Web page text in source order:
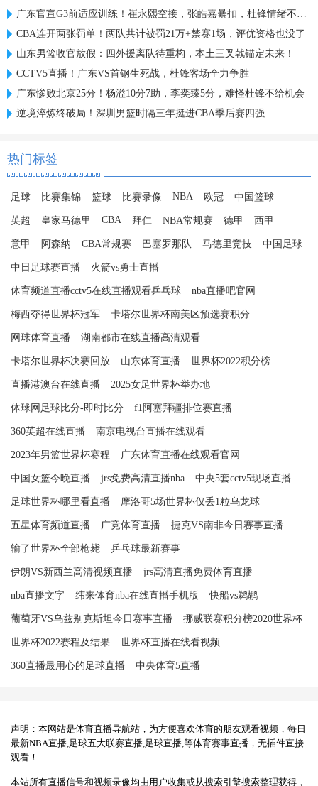
广东官宣G3前适应训练！崔永熙空接，张皓嘉暴扣，杜锋情绪不错！
CBA连开两张罚单！两队共计被罚21万+禁赛1场，评优资格也没了
山东男篮收官放假：四外援离队待重构，本土三叉戟锚定未来！
CCTV5直播！广东VS首钢生死战，杜锋客场全力争胜
广东惨败北京25分！杨溢10分7助，李奕臻5分，难怪杜锋不给机会
逆境淬炼终破局！深圳男篮时隔三年挺进CBA季后赛四强
热门标签
足球 比赛集锦 篮球 比赛录像 NBA 欧冠 中国篮球
英超 皇家马德里 CBA 拜仁 NBA常规赛 德甲 西甲
意甲 阿森纳 CBA常规赛 巴塞罗那队 马德里竞技 中国足球
中日足球赛直播 火箭vs勇士直播
体育频道直播cctv5在线直播观看乒乓球 nba直播吧官网
梅西夺得世界杯冠军 卡塔尔世界杯南美区预选赛积分
网球体育直播 湖南都市在线直播高清观看
卡塔尔世界杯决赛回放 山东体育直播 世界杯2022积分榜
直播港澳台在线直播 2025女足世界杯举办地
体球网足球比分-即时比分 f1阿塞拜疆排位赛直播
360英超在线直播 南京电视台直播在线观看
2023年男篮世界杯赛程 广东体育直播在线观看官网
中国女篮今晚直播 jrs免费高清直播nba 中央5套cctv5现场直播
足球世界杯哪里看直播 摩洛哥5场世界杯仅丢1粒乌龙球
五星体育频道直播 广竞体育直播 捷克VS南非今日赛事直播
输了世界杯全部枪毙 乒乓球最新赛事
伊朗VS新西兰高清视频直播 jrs高清直播免费体育直播
nba直播文字 纬来体育nba在线直播手机版 快船vs鹈鹕
葡萄牙VS乌兹别克斯坦今日赛事直播 挪威联赛积分榜2020世界杯
世界杯2022赛程及结果 世界杯直播在线看视频
360直播最用心的足球直播 中央体育5直播
声明：本网站是体育直播导航站，为方便喜欢体育的朋友观看视频，每日
最新NBA直播,足球五大联赛直播,足球直播,等体育赛事直播，无插件直接
观看！
本站所有直播信号和视频录像均由用户收集或从搜索引擎搜索整理获得，